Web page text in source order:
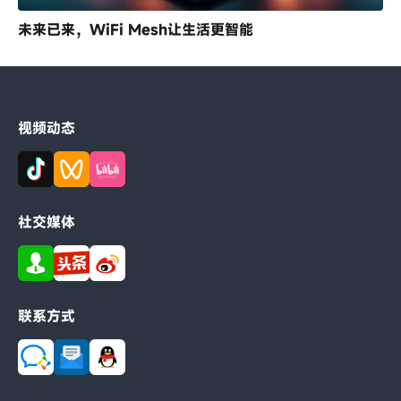
未来已来，WiFi Mesh让生活更智能
视频动态
社交媒体
联系方式